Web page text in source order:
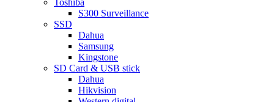
Toshiba
S300 Surveillance
SSD
Dahua
Samsung
Kingstone
SD Card & USB stick
Dahua
Hikvision